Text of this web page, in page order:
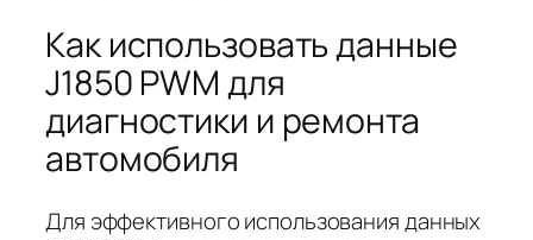
Как использовать данные
J1850 PWM для
диагностики и ремонта
автомобиля
Для эффективного использования данных